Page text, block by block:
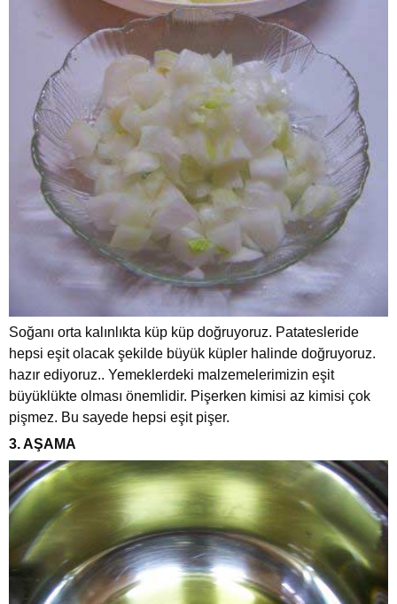
Soğanı orta kalınlıkta küp küp doğruyoruz. Patatesleride
hepsi eşit olacak şekilde büyük küpler halinde doğruyoruz.
hazır ediyoruz.. Yemeklerdeki malzemelerimizin eşit
büyüklükte olması önemlidir. Pişerken kimisi az kimisi çok
pişmez. Bu sayede hepsi eşit pişer.
3. AŞAMA